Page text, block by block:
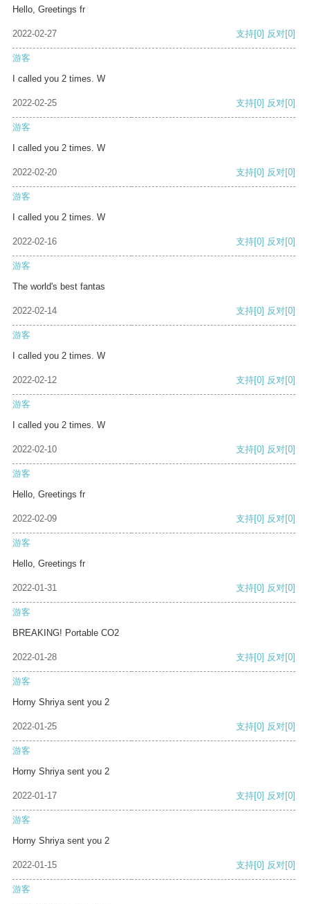
Hello, Greetings fr
2022-02-27 支持[0] 反对[0]
游客
I called you 2 times. W
2022-02-25 支持[0] 反对[0]
游客
I called you 2 times. W
2022-02-20 支持[0] 反对[0]
游客
I called you 2 times. W
2022-02-16 支持[0] 反对[0]
游客
The world's best fantas
2022-02-14 支持[0] 反对[0]
游客
I called you 2 times. W
2022-02-12 支持[0] 反对[0]
游客
I called you 2 times. W
2022-02-10 支持[0] 反对[0]
游客
Hello, Greetings fr
2022-02-09 支持[0] 反对[0]
游客
Hello, Greetings fr
2022-01-31 支持[0] 反对[0]
游客
BREAKING! Portable CO2
2022-01-28 支持[0] 反对[0]
游客
Horny Shriya sent you 2
2022-01-25 支持[0] 反对[0]
游客
Horny Shriya sent you 2
2022-01-17 支持[0] 反对[0]
游客
Horny Shriya sent you 2
2022-01-15 支持[0] 反对[0]
游客